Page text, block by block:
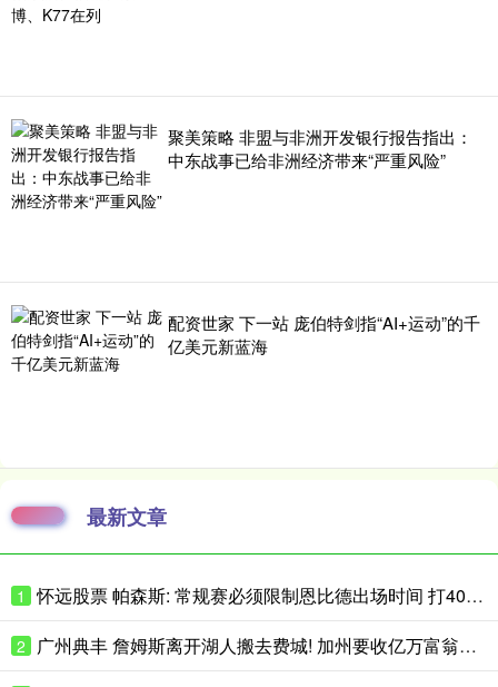
聚美策略 非盟与非洲开发银行报告指出：
中东战事已给非洲经济带来“严重风险”
配资世家 下一站 庞伯特剑指“AI+运动”的千
亿美元新蓝海
最新文章
1 怀远股票 帕森斯: 常规赛必须限制恩比德出场时间 打40场&每场25分钟就行了
2 广州典丰 詹姆斯离开湖人搬去费城! 加州要收亿万富翁税, 搬走也白搭?